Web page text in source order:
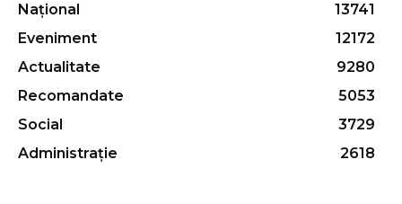
Național
13741
Eveniment
12172
Actualitate
9280
Recomandate
5053
Social
3729
Administrație
2618